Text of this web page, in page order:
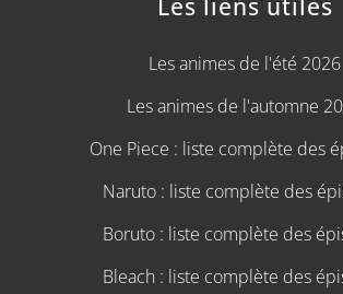
Les liens utiles
Les animes de l'été 2026
Les animes de l'automne
One Piece : liste complète des
Naruto : liste complète des
Boruto : liste complète des
Bleach : liste complète des